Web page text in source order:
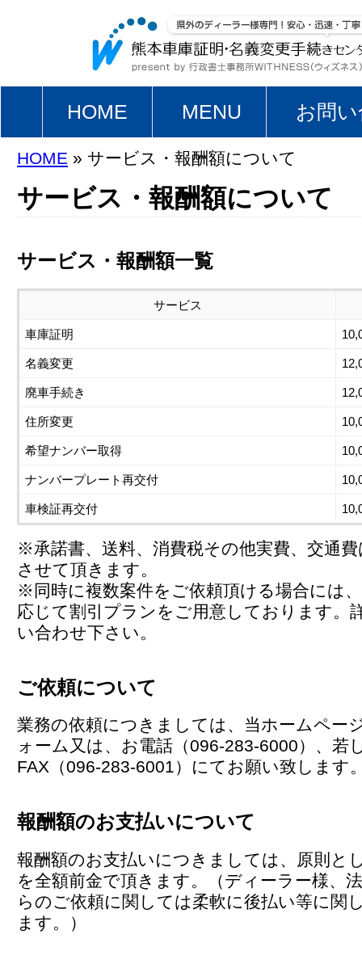
HOME MENU お問
HOME » サービス・報酬額について
サービス・報酬額について
サービス・報酬額一覧
サービス
車庫証明
名義変更
廃車手続き
住所変更
希望ナンバー取得
ナンバープレート再交付
車検証再交付
※承諾書、送料、消費税その他実費、交通
させて頂きます。
※同時に複数案件をご依頼頂ける場合には
応じて割引プランをご用意しております。
い合わせ下さい。
ご依頼について
業務の依頼につきましては、当ホームペー
ォーム又は、お電話（096-283-6000）、若
FAX（096-283-6001）にてお願い致します
報酬額のお支払いについて
報酬額のお支払いにつきましては、原則と
を全額前金で頂きます。（ディーラー様、
らのご依頼に関しては柔軟に後払い等に関
ます。）